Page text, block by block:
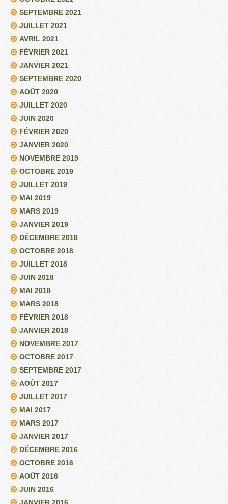
SEPTEMBRE 2021
JUILLET 2021
AVRIL 2021
FÉVRIER 2021
JANVIER 2021
SEPTEMBRE 2020
AOÛT 2020
JUILLET 2020
JUIN 2020
FÉVRIER 2020
JANVIER 2020
NOVEMBRE 2019
OCTOBRE 2019
JUILLET 2019
MAI 2019
MARS 2019
JANVIER 2019
DÉCEMBRE 2018
OCTOBRE 2018
JUILLET 2018
JUIN 2018
MAI 2018
MARS 2018
FÉVRIER 2018
JANVIER 2018
NOVEMBRE 2017
OCTOBRE 2017
SEPTEMBRE 2017
AOÛT 2017
JUILLET 2017
MAI 2017
MARS 2017
JANVIER 2017
DÉCEMBRE 2016
OCTOBRE 2016
AOÛT 2016
JUIN 2016